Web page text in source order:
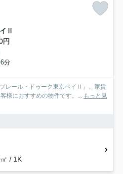
Ⅱ
円
分
レール・ドゥーク東京ベイⅡ」。家賃
様におすすめの物件です。... もっと見
/ 1K